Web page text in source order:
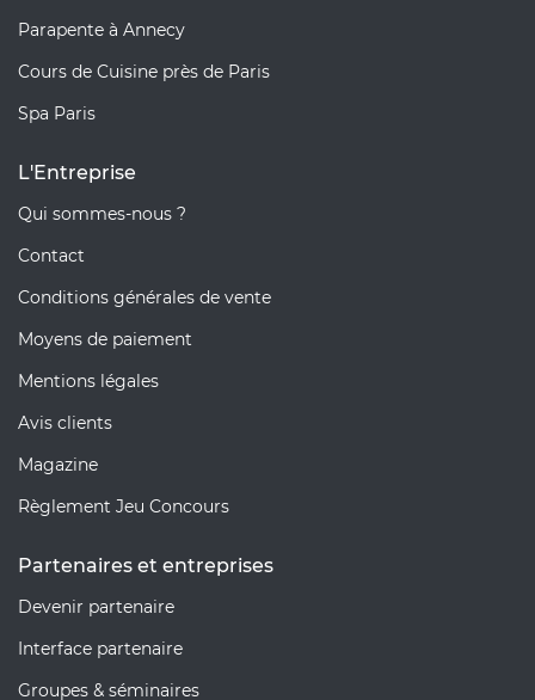
Parapente à Annecy
Cours de Cuisine près de Paris
Spa Paris
L'Entreprise
Qui sommes-nous ?
Contact
Conditions générales de vente
Moyens de paiement
Mentions légales
Avis clients
Magazine
Règlement Jeu Concours
Partenaires et entreprises
Devenir partenaire
Interface partenaire
Groupes & séminaires